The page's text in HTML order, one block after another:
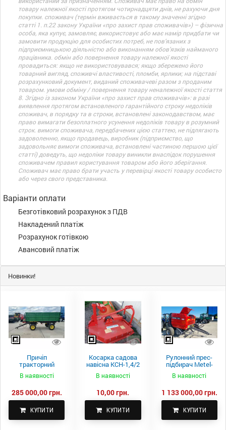
товару належної якості протягом чотирнадцяти днів, не рахуючи дня
покупки. споживач (термін вживається в такому значенні згідно
статті 1. п.22 закону України «про захист прав споживачів») – фізична
особа, яка купує, замовляє, використовує або має намір придбати чи
замовити продукцію для особистих потреб, не пов’язаних з
підприємницькою діяльністю або виконанням обов’язків найманого
працівника. обмін або повернення товару належної якості
провадиться: якщо не використовувався; якщо збережено його
товарний вигляд, споживчі властивості, пломби, ярлики; на підставі
розрахунковий документ, виданий споживачеві разом з проданим
товаром. умови обміну / повернення товару неналежної якості стаття
8. Згідно із законом України «про захист прав споживачів»: в разі
виявлення протягом встановленого гарантійного строку недоліків
споживач, в порядку та в строки, встановлені законодавством, має
право вимагати безоплатного усунення недоліків товару в розумний
строк. вимоги споживача, передбачених цією статтею, не підлягають
задоволенню, якщо продавець, виробник (підприємство, що
задовольняє вимоги споживача, встановлені частиною першою цієї
статті) доведуть, що недоліки товару виникли внаслідок порушення
споживачем правил користування товаром або його зберігання.
Споживач має право брати участь у перевірці якості товару особисто
або через свого представника.
Варіанти оплати
Безготівковий розрахунок з ПДВ
Накладений платіж
Розрахунок готівкою
Авансовий платіж
Новинки!
Причіп
тракторний
самоскидний
Spike 2 ПТС-4
В наявності
285 000,00 грн.
КУПИТИ
Косарка садова
навісна КСН-1,4/2
В наявності
10,00 грн.
КУПИТИ
Рулонний прес-
підбирач Metel-
Fach Z 587
В наявності
1 133 000,00 грн.
КУПИТИ